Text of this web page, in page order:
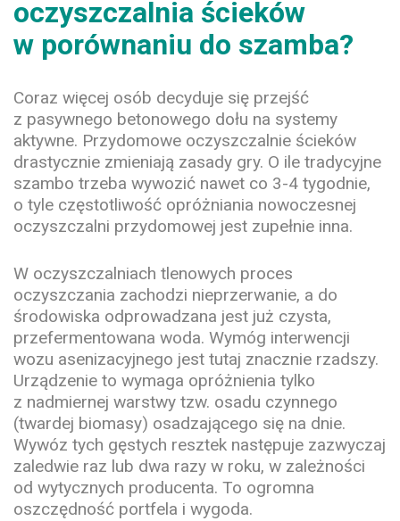
oczyszczalnia ścieków
w porównaniu do szamba?
Coraz więcej osób decyduje się przejść
z pasywnego betonowego dołu na systemy
aktywne. Przydomowe oczyszczalnie ścieków
drastycznie zmieniają zasady gry. O ile tradycyjne
szambo trzeba wywozić nawet co 3-4 tygodnie,
o tyle częstotliwość opróżniania nowoczesnej
oczyszczalni przydomowej jest zupełnie inna.
W oczyszczalniach tlenowych proces
oczyszczania zachodzi nieprzerwanie, a do
środowiska odprowadzana jest już czysta,
przefermentowana woda. Wymóg interwencji
wozu asenizacyjnego jest tutaj znacznie rzadszy.
Urządzenie to wymaga opróżnienia tylko
z nadmiernej warstwy tzw. osadu czynnego
(twardej biomasy) osadzającego się na dnie.
Wywóz tych gęstych resztek następuje zazwyczaj
zaledwie raz lub dwa razy w roku, w zależności
od wytycznych producenta. To ogromna
oszczędność portfela i wygoda.